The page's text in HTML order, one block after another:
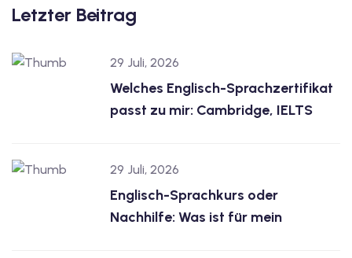
Letzter Beitrag
29 Juli, 2026
Welches Englisch-Sprachzertifikat
passt zu mir: Cambridge, IELTS
29 Juli, 2026
Englisch-Sprachkurs oder
Nachhilfe: Was ist für mein